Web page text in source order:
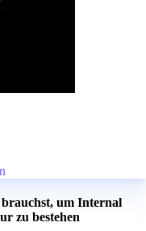
brauchst, um Internal
zu bestehen